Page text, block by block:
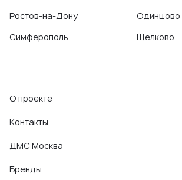
Ростов-на-Дону
Симферополь
Одинцово
Щелково
О проекте
Контакты
ДМС Москва
Бренды